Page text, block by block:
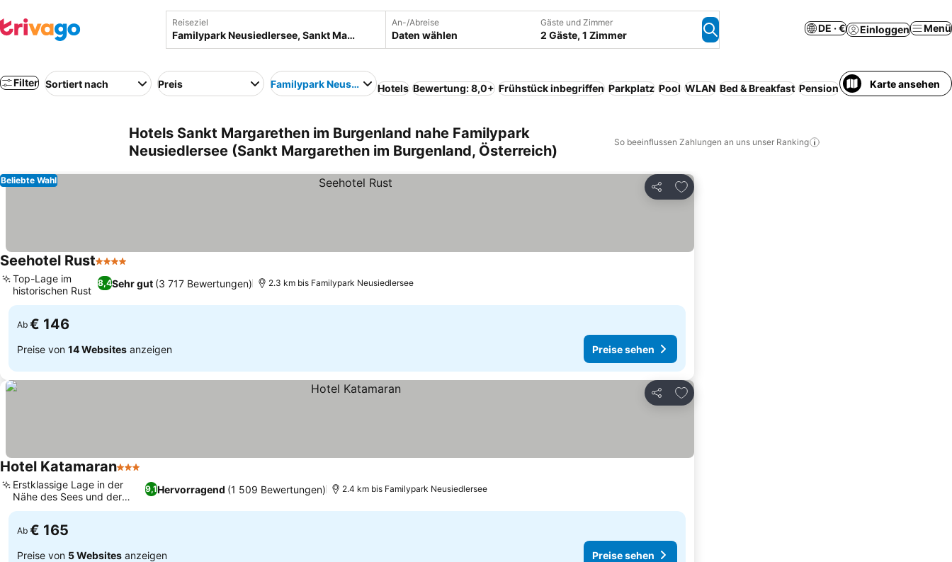
Reiseziel An-/Abreise
Daten wählen
Gäste und Zimmer
2 Gäste, 1 Zimmer
DE · € Einloggen Menü
Filter Sortiert nach Preis Familypark Neusiedlersee
Hotels Bewertung: 8,0+ Frühstück inbegriffen Parkplatz Pool WLAN Bed & Breakfast Pension Familien Haustiere
Karte ansehen
Hotels Sankt Margarethen im Burgenland nahe Familypark
Neusiedlersee (Sankt Margarethen im Burgenland, Österreich)
So beeinflussen Zahlungen an uns unser Ranking
Teilen
Zu Favoriten hinzufügen
Beliebte Wahl
Seehotel Rust4 Sterne
8,4Sehr gut (3 717 Bewertungen)
Top-Lage im
historischen Rust
2.3 km bis Familypark Neusiedlersee
Ab € 146
Preise von 14 Websites anzeigen Preise sehen
Teilen
Zu Favoriten hinzufügen
Hotel Katamaran3 Sterne
9,1Hervorragend (1 509 Bewertungen)
Erstklassige Lage in der
Nähe des Sees und der
Altstadt
2.4 km bis Familypark Neusiedlersee
Ab € 165
Preise von 5 Websites anzeigen Preise sehen